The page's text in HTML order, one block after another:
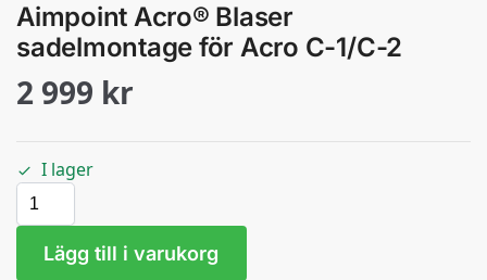
Aimpoint Acro® Blaser
sadelmontage för Acro C-1/C-2
2 999 kr
I lager
Lägg till i varukorg